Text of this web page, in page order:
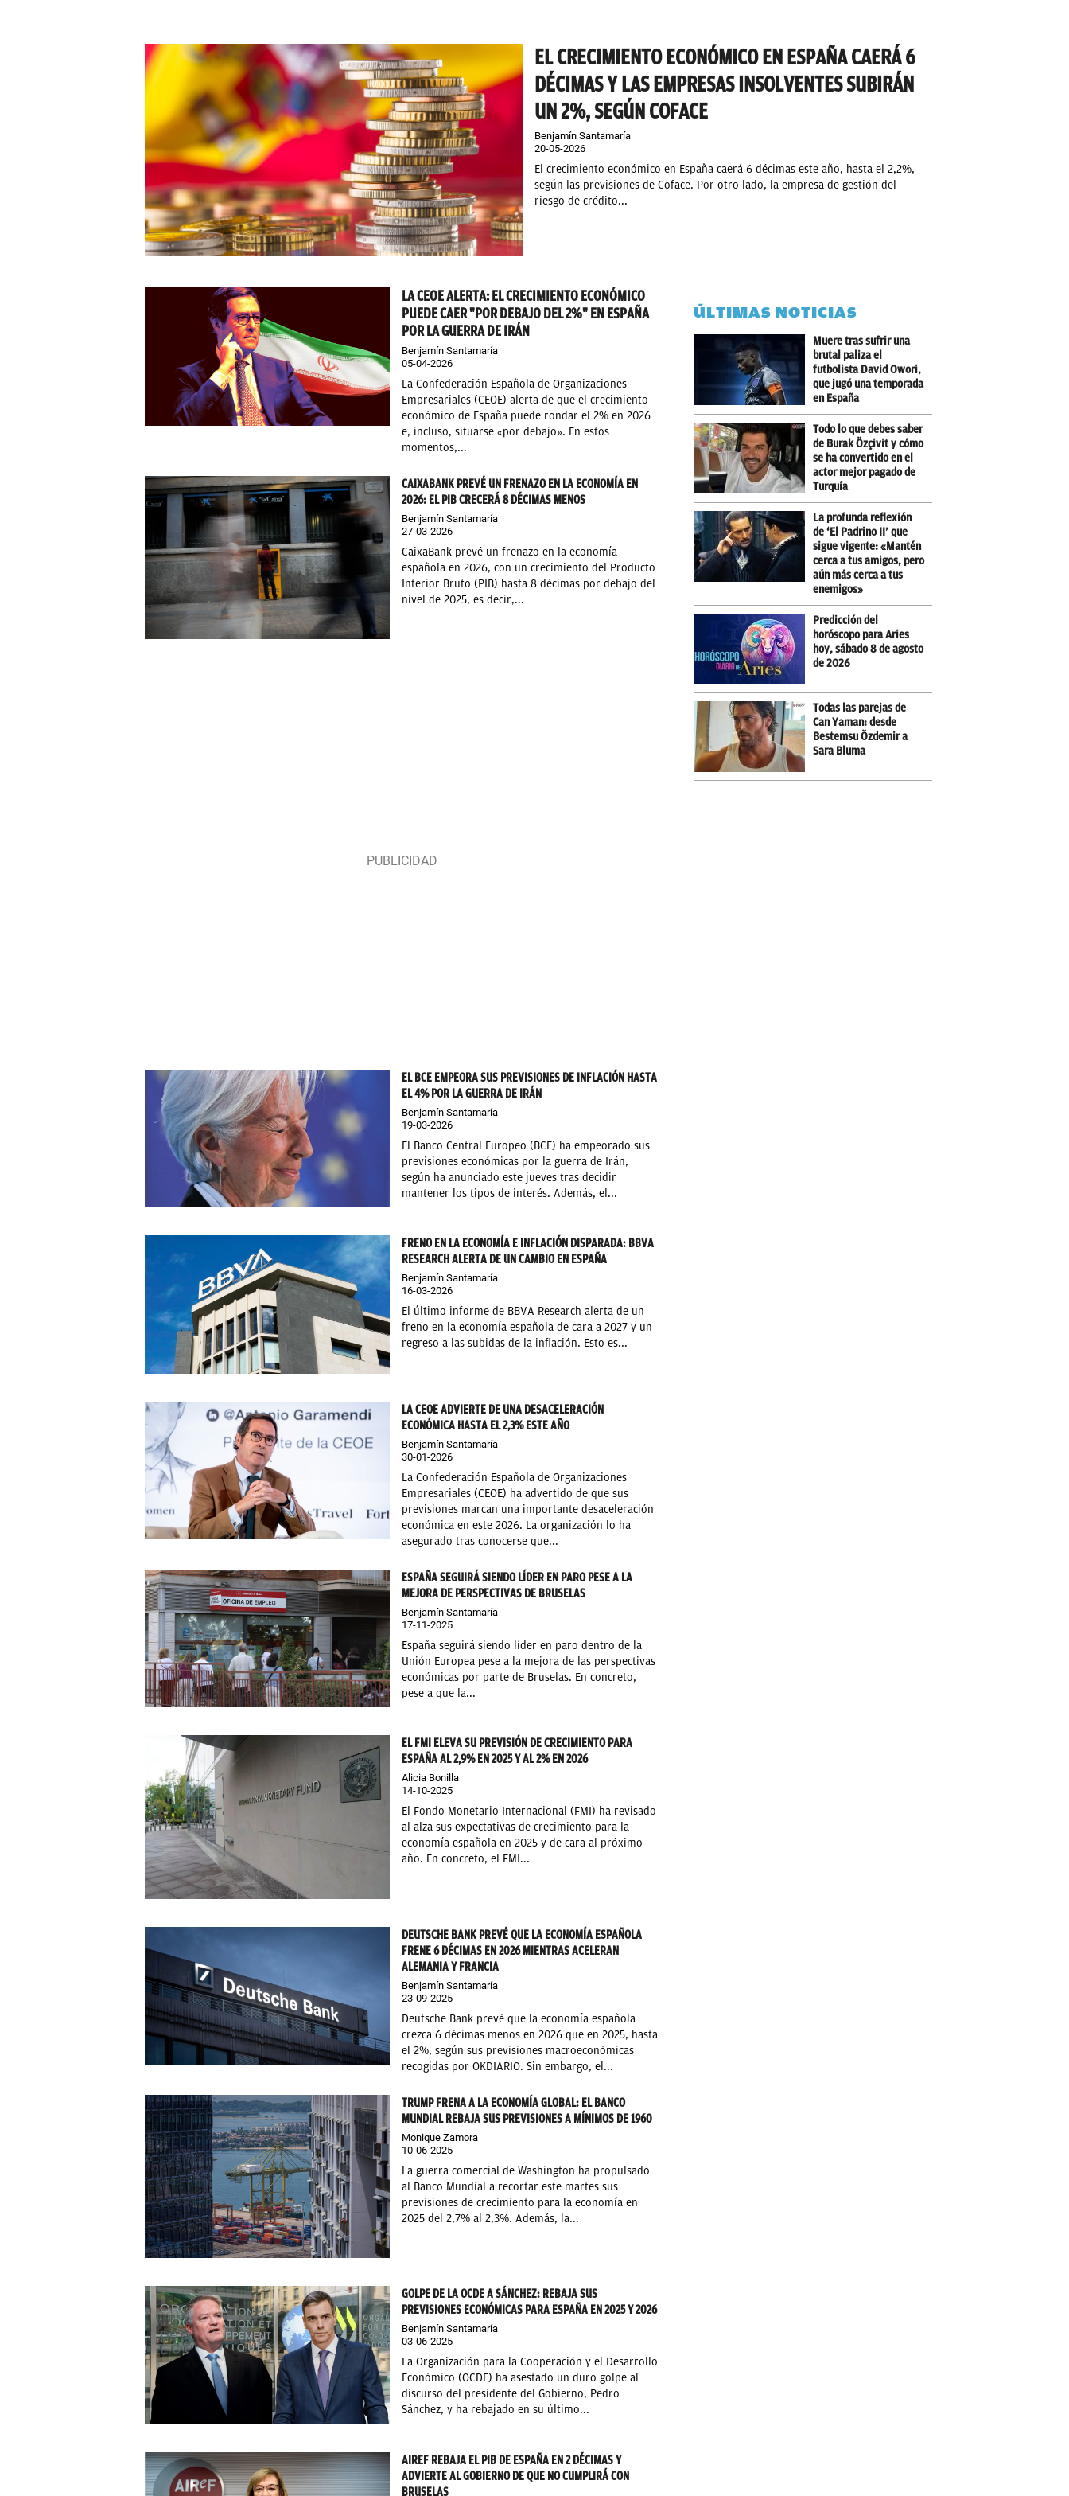
EL CRECIMIENTO ECONÓMICO EN ESPAÑA CAERÁ 6
DÉCIMAS Y LAS EMPRESAS INSOLVENTES SUBIRÁN
UN 2%, SEGÚN COFACE
Benjamín Santamaría
20-05-2026
El crecimiento económico en España caerá 6 décimas este año, hasta el 2,2%,
según las previsiones de Coface. Por otro lado, la empresa de gestión del
riesgo de crédito...
LA CEOE ALERTA: EL CRECIMIENTO ECONÓMICO
PUEDE CAER "POR DEBAJO DEL 2%" EN ESPAÑA
POR LA GUERRA DE IRÁN
Benjamín Santamaría
05-04-2026
La Confederación Española de Organizaciones
Empresariales (CEOE) alerta de que el crecimiento
económico de España puede rondar el 2% en 2026
e, incluso, situarse «por debajo». En estos
momentos,...
CAIXABANK PREVÉ UN FRENAZO EN LA ECONOMÍA EN
2026: EL PIB CRECERÁ 8 DÉCIMAS MENOS
Benjamín Santamaría
27-03-2026
CaixaBank prevé un frenazo en la economía
española en 2026, con un crecimiento del Producto
Interior Bruto (PIB) hasta 8 décimas por debajo del
nivel de 2025, es decir,...
EL BCE EMPEORA SUS PREVISIONES DE INFLACIÓN HASTA
EL 4% POR LA GUERRA DE IRÁN
Benjamín Santamaría
19-03-2026
El Banco Central Europeo (BCE) ha empeorado sus
previsiones económicas por la guerra de Irán,
según ha anunciado este jueves tras decidir
mantener los tipos de interés. Además, el...
FRENO EN LA ECONOMÍA E INFLACIÓN DISPARADA: BBVA
RESEARCH ALERTA DE UN CAMBIO EN ESPAÑA
Benjamín Santamaría
16-03-2026
El último informe de BBVA Research alerta de un
freno en la economía española de cara a 2027 y un
regreso a las subidas de la inflación. Esto es...
LA CEOE ADVIERTE DE UNA DESACELERACIÓN
ECONÓMICA HASTA EL 2,3% ESTE AÑO
Benjamín Santamaría
30-01-2026
La Confederación Española de Organizaciones
Empresariales (CEOE) ha advertido de que sus
previsiones marcan una importante desaceleración
económica en este 2026. La organización lo ha
asegurado tras conocerse que...
ESPAÑA SEGUIRÁ SIENDO LÍDER EN PARO PESE A LA
MEJORA DE PERSPECTIVAS DE BRUSELAS
Benjamín Santamaría
17-11-2025
España seguirá siendo líder en paro dentro de la
Unión Europea pese a la mejora de las perspectivas
económicas por parte de Bruselas. En concreto,
pese a que la...
EL FMI ELEVA SU PREVISIÓN DE CRECIMIENTO PARA
ESPAÑA AL 2,9% EN 2025 Y AL 2% EN 2026
Alicia Bonilla
14-10-2025
El Fondo Monetario Internacional (FMI) ha revisado
al alza sus expectativas de crecimiento para la
economía española en 2025 y de cara al próximo
año. En concreto, el FMI...
DEUTSCHE BANK PREVÉ QUE LA ECONOMÍA ESPAÑOLA
FRENE 6 DÉCIMAS EN 2026 MIENTRAS ACELERAN
ALEMANIA Y FRANCIA
Benjamín Santamaría
23-09-2025
Deutsche Bank prevé que la economía española
crezca 6 décimas menos en 2026 que en 2025, hasta
el 2%, según sus previsiones macroeconómicas
recogidas por OKDIARIO. Sin embargo, el...
TRUMP FRENA A LA ECONOMÍA GLOBAL: EL BANCO
MUNDIAL REBAJA SUS PREVISIONES A MÍNIMOS DE 1960
Monique Zamora
10-06-2025
La guerra comercial de Washington ha propulsado
al Banco Mundial a recortar este martes sus
previsiones de crecimiento para la economía en
2025 del 2,7% al 2,3%. Además, la...
GOLPE DE LA OCDE A SÁNCHEZ: REBAJA SUS
PREVISIONES ECONÓMICAS PARA ESPAÑA EN 2025 Y 2026
Benjamín Santamaría
03-06-2025
La Organización para la Cooperación y el Desarrollo
Económico (OCDE) ha asestado un duro golpe al
discurso del presidente del Gobierno, Pedro
Sánchez, y ha rebajado en su último...
AIREF REBAJA EL PIB DE ESPAÑA EN 2 DÉCIMAS Y
ADVIERTE AL GOBIERNO DE QUE NO CUMPLIRÁ CON
BRUSELAS
ÚLTIMAS NOTICIAS
Muere tras sufrir una
brutal paliza el
futbolista David Owori,
que jugó una temporada
en España
Todo lo que debes saber
de Burak Özçivit y cómo
se ha convertido en el
actor mejor pagado de
Turquía
La profunda reflexión
de ‘El Padrino II’ que
sigue vigente: «Mantén
cerca a tus amigos, pero
aún más cerca a tus
enemigos»
Predicción del
horóscopo para Aries
hoy, sábado 8 de agosto
de 2026
Todas las parejas de
Can Yaman: desde
Bestemsu Özdemir a
Sara Bluma